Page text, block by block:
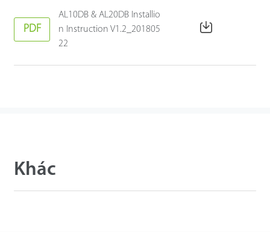
PDF
AL10DB & AL20DB Installio
n Instruction V1.2_201805
22
Khác